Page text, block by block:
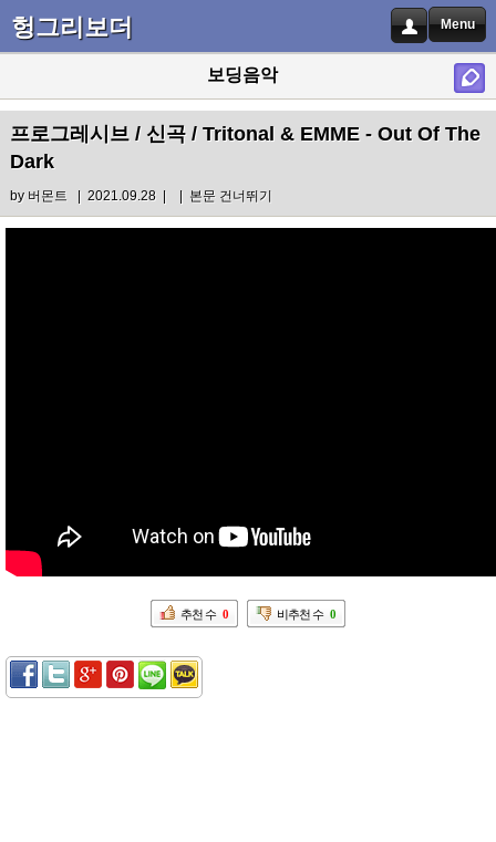
헝그리보더 Menu
보딩음악
프로그레시브 / 신곡 / Tritonal & EMME - Out Of The
Dark
by 버몬트 | 2021.09.28 | | 본문 건너뛰기
추천 수 0 비추천 수 0